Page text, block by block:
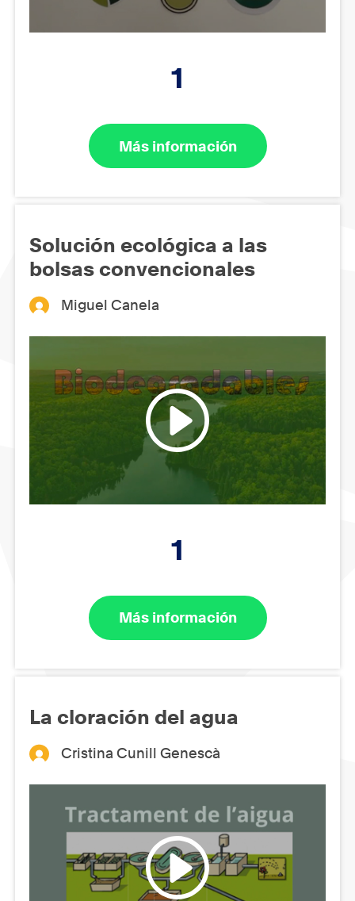
1
Más información
Solución ecológica a las
bolsas convencionales
Miguel Canela
1
Más información
La cloración del agua
Cristina Cunill Genescà